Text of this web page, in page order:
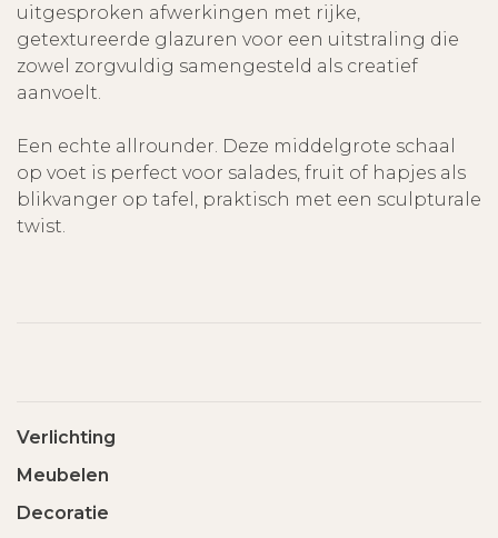
uitgesproken afwerkingen met rijke,
getextureerde glazuren voor een uitstraling die
zowel zorgvuldig samengesteld als creatief
aanvoelt.
Een echte allrounder. Deze middelgrote schaal
op voet is perfect voor salades, fruit of hapjes als
blikvanger op tafel, praktisch met een sculpturale
twist.
Verlichting
Meubelen
Decoratie